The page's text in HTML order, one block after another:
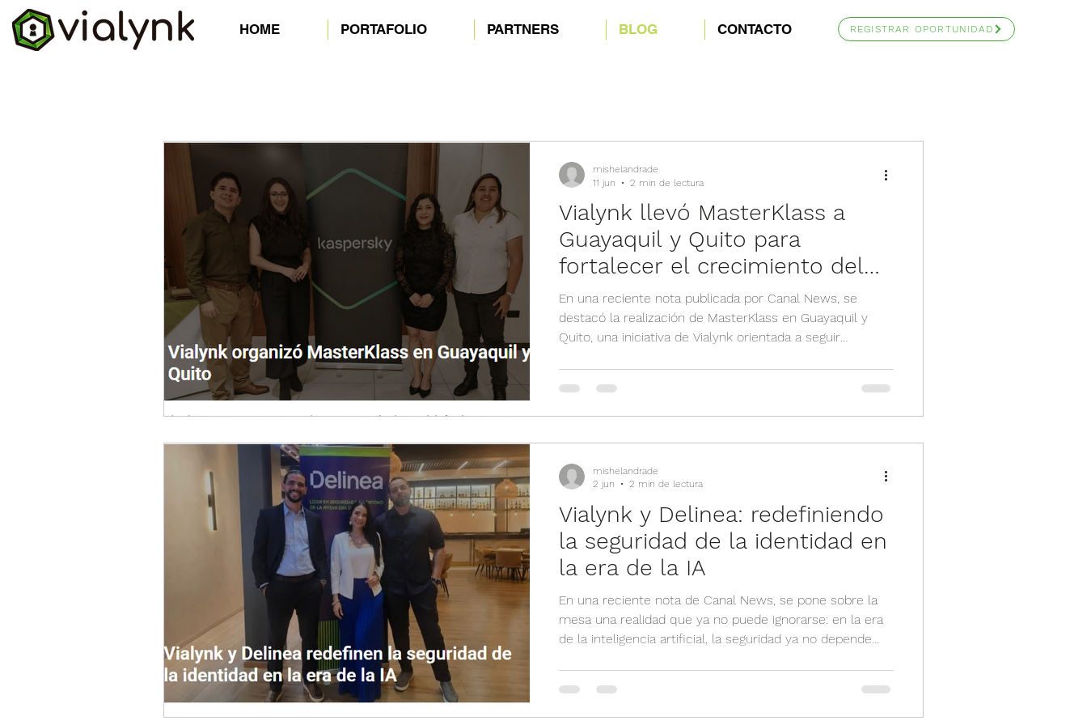
HOME PORTAFOLIO PARTNERS BLOG CONTACTO REGISTRAR OPORTUNIDAD
Vialynk llevó MasterKlass a
Guayaquil y Quito para
fortalecer el crecimiento del
canal
En una reciente nota publicada por Canal News, se
destacó la realización de MasterKlass en Guayaquil y
Quito, una iniciativa de Vialynk orientada a seguir
trabajo que en Vialynk consideramos esencial: crear
espacios donde el conocimiento, la estrategia comercial
mishelandrade
11 jun
2 min de lectura
Vialynk y Delinea: redefiniendo
la seguridad de la identidad en
la era de la IA
En una reciente nota de Canal News, se pone sobre la
mesa una realidad que ya no puede ignorarse: en la era
de la inteligencia artificial, la seguridad ya no depende
precisión. Ese es precisamente el espacio donde Vialynk
y Delinea están impulsando una conversación
mishelandrade
2 jun
2 min de lectura